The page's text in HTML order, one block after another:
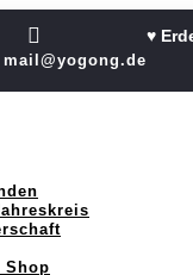

mail@yogong.de
♥
Shop